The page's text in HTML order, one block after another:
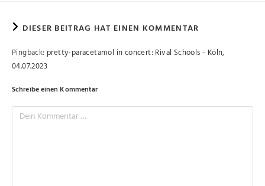
DIESER BEITRAG HAT EINEN KOMMENTAR
Pingback: pretty-paracetamol in concert: Rival Schools - Köln,
04.07.2023
Schreibe einen Kommentar